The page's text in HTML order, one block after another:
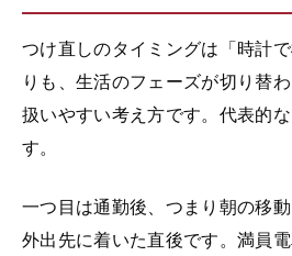
つけ直しのタイミングは「時計
りも、生活のフェーズが切り替
扱いやすい考え方です。代表的
す。
一つ目は通勤後、つまり朝の移
外出先に着いた直後です。満員